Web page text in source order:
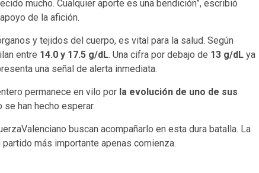
mucho. Cualquier aporte es una bendición”, escribió
de la afición.
y tejidos del cuerpo, es vital para la salud. Según
entre 14.0 y 17.5 g/dL. Una cifra por debajo de 13 g/dL ya
una señal de alerta inmediata.
permanece en vilo por la evolución de uno de sus
han hecho esperar.
buscan acompañarlo en esta dura batalla. La
partido más importante apenas comienza.